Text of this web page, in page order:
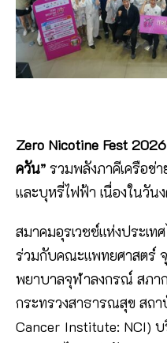
Zero Nicotine Fest
ควัน” รวมพลังภาคีเครือข่
และบุหรี่ไฟฟ้า เนื่องในวั
สมาคมอุรเวชช์แห่งประเ
ร่วมกับคณะแพทยศาสตร์
พยาบาลจุฬาลงกรณ์ สภา
กระทรวงสาธารณสุข สถา
Cancer Institute: NCI)